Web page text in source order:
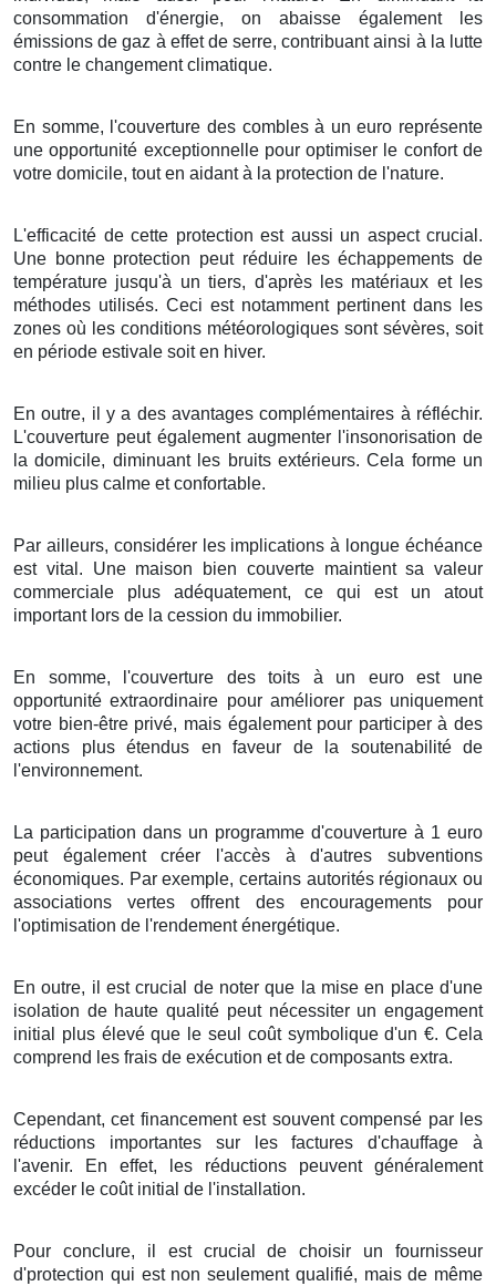
consommation d'énergie, on abaisse également les
émissions degaz à effet de serre, contribuant ainsi à la lutte
contre le changement climatique.
En somme, l'couverture des comblesà un euro représente
uneopportunité exceptionnellepouroptimiser le confortde
votre domicile, tout en aidantà la protection de l'nature.
L'efficacité de cette protection est aussi un aspect crucial .
Une bonne protection peut réduireleséchappements de
température jusqu'à un tiers, d'aprèsles matériaux et les
méthodes utilisés. Ceci est notamment pertinentdans les
zones où les conditions météorologiques sont sévères, soit
en période estivale soit en hiver.
En outre, il y a des avantages complémentaires à réfléchir.
L'couverture peut également augmenter l'insonorisation de
ladomicile, diminuantles bruits extérieurs. Cela formeun
milieu plus calme etconfortable.
Par ailleurs, considérerles implications à longue échéance
est vital . Une maison bien couverte maintientsa valeur
commerciale plus adéquatement, ce qui est un atout
importantlors de la cession du immobilier.
En somme, l'couverture destoits à un euroest une
opportunité extraordinaire pouraméliorer pas uniquement
votre bien-être privé, mais égalementpour participerà des
actions plus étendus en faveur de la soutenabilité
de
l'environnement.
La participation dans un programme d'couverture à 1 euro
peut également créer l'accès à d'autressubventions
économiques. Par exemple, certains autorités régionaux ou
associations
vertes offrent des encouragementspour
l'optimisation de l'rendement énergétique.
En outre, il estcrucial de noter que la mise en placed'une
isolation de haute qualité peut nécessiterunengagement
initial plus élevéque leseul coût symbolique d'un€. Cela
comprend les frais de exécution et de composants extra.
Cependant, cet financementest souvent compensé par les
réductions
importantessur lesfactures d'chauffage à
l'avenir. En effet, les réductions peuvent généralement
excéder le coûtinitial de l'installation.
Pour conclure, il est crucial dechoisir un fournisseur
d'protection qui est non seulement qualifié, maisde même